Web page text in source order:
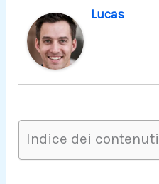
Lucas
Indice dei contenuti